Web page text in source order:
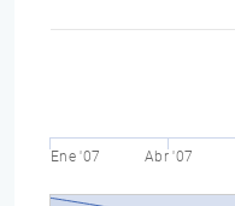
Ene '07 Abr '07